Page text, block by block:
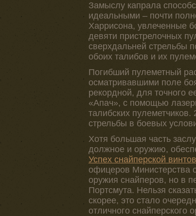
Замыслу капрала
идеальными – почти
Харрисона, увлеченные
девяти пристрелочных
сверхдальней стрельбы
обоих талибов и их
Погибший пулеметный
осматривавшими поле
рекордной, для точного
«Апач», с помощью
талибских
стрельбы в боевых
Хотя большая часть
должное и оружию,
Успех снайперской
офицеров Министерства
оружия снайперов, но в
Портсмута. Нельзя
скорее, это стало
отличного снайперского